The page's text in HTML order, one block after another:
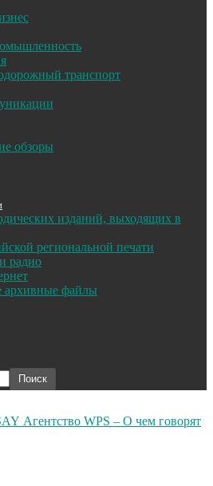
транспорт
обзоры
изданий, выходящих в
региональной печати
радио
архивные файлы
Агентство WPS – О чем говорят